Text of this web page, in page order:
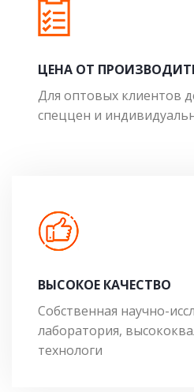
ЦЕНА ОТ
Для оптовых клиентов
спеццен и
ВЫСОКОЕ КАЧЕСТВО
Собственная научно-
лаборатория,
технологи